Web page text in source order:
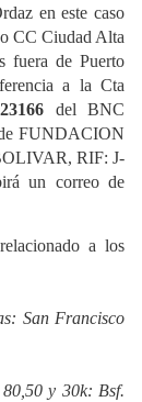
en este caso
CC Ciudad Alta
fuera de Puerto
a la Cta
del BNC
FUNDACION
RIF: J-
un correo de
a los
San Francisco
y 30k: Bsf.